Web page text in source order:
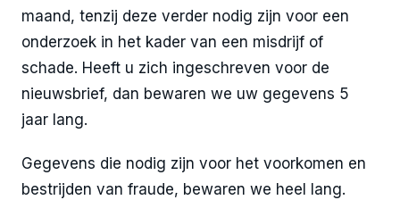
maand, tenzij deze verder nodig zijn voor een
onderzoek in het kader van een misdrijf of
schade. Heeft u zich ingeschreven voor de
nieuwsbrief, dan bewaren we uw gegevens 5
jaar lang.
Gegevens die nodig zijn voor het voorkomen en
bestrijden van fraude, bewaren we heel lang.